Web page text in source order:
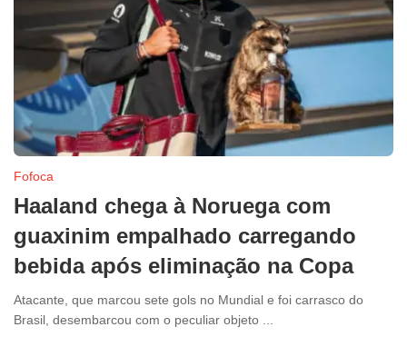
Fofoca
Haaland chega à Noruega com
guaxinim empalhado carregando
bebida após eliminação na Copa
Atacante, que marcou sete gols no Mundial e foi carrasco do
Brasil, desembarcou com o peculiar objeto ...